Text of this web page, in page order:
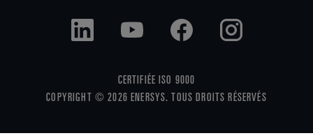
CERTIFIÉE ISO 9000
COPYRIGHT © 2026 ENERSYS. TOUS DROITS RÉSERVÉS